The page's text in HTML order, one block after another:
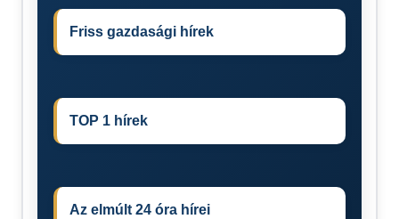
Friss gazdasági hírek
TOP 1 hírek
Az elmúlt 24 óra hírei